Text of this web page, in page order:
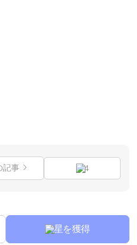
記事 4
星を獲得